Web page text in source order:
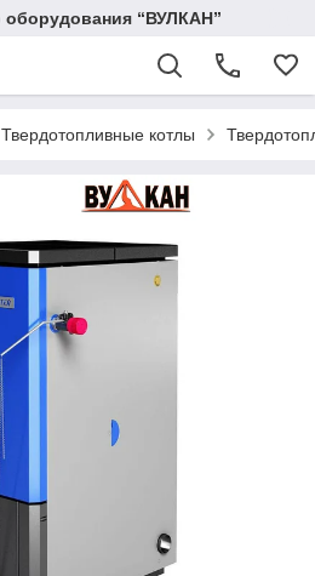
оборудования “ВУЛКАН”
Твердотопливные котлы